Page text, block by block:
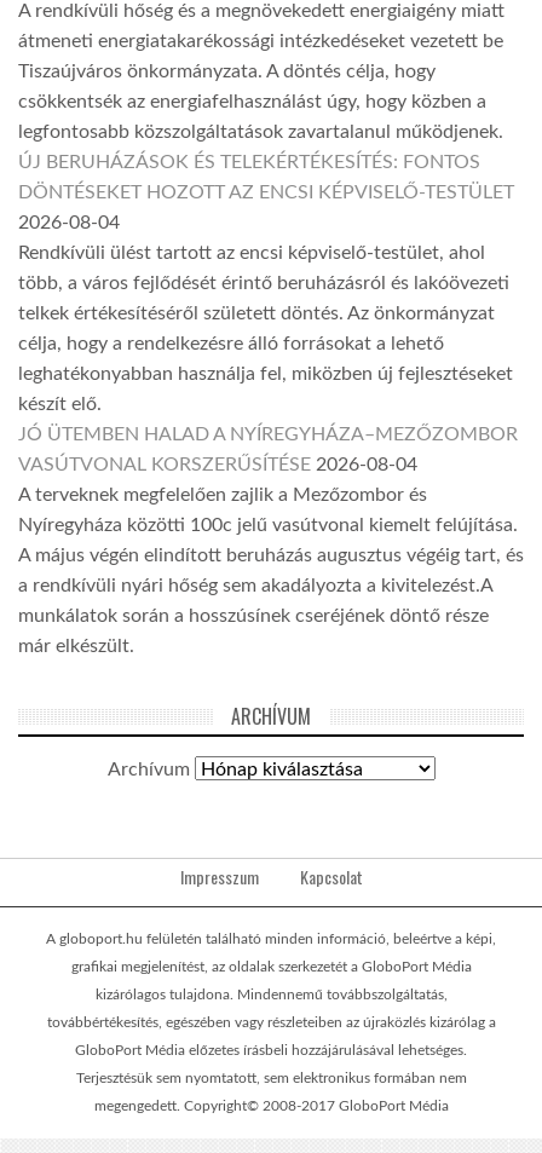
A rendkívüli hőség és a megnövekedett energiaigény miatt
átmeneti energiatakarékossági intézkedéseket vezetett be
Tiszaújváros önkormányzata. A döntés célja, hogy
csökkentsék az energiafelhasználást úgy, hogy közben a
legfontosabb közszolgáltatások zavartalanul működjenek.
ÚJ BERUHÁZÁSOK ÉS TELEKÉRTÉKESÍTÉS: FONTOS
DÖNTÉSEKET HOZOTT AZ ENCSI KÉPVISELŐ-TESTÜLET
2026-08-04
Rendkívüli ülést tartott az encsi képviselő-testület, ahol
több, a város fejlődését érintő beruházásról és lakóövezeti
telkek értékesítéséről született döntés. Az önkormányzat
célja, hogy a rendelkezésre álló forrásokat a lehető
leghatékonyabban használja fel, miközben új fejlesztéseket
készít elő.
JÓ ÜTEMBEN HALAD A NYÍREGYHÁZA–MEZŐZOMBOR
VASÚTVONAL KORSZERŰSÍTÉSE 2026-08-04
A terveknek megfelelően zajlik a Mezőzombor és
Nyíregyháza közötti 100c jelű vasútvonal kiemelt felújítása.
A május végén elindított beruházás augusztus végéig tart, és
a rendkívüli nyári hőség sem akadályozta a kivitelezést.A
munkálatok során a hosszúsínek cseréjének döntő része
már elkészült.
ARCHÍVUM
Archívum
Impresszum Kapcsolat
A globoport.hu felületén található minden információ, beleértve a képi,
grafikai megjelenítést, az oldalak szerkezetét a GloboPort Média
kizárólagos tulajdona. Mindennemű továbbszolgáltatás,
továbbértékesítés, egészében vagy részleteiben az újraközlés kizárólag a
GloboPort Média előzetes írásbeli hozzájárulásával lehetséges.
Terjesztésük sem nyomtatott, sem elektronikus formában nem
megengedett. Copyright© 2008-2017 GloboPort Média